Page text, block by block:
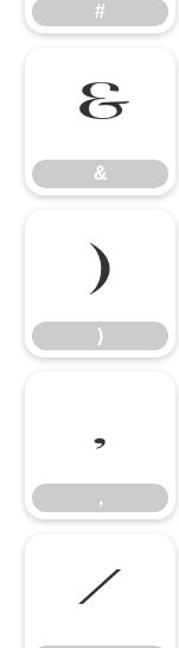
#
&
&
)
)
,
,
/